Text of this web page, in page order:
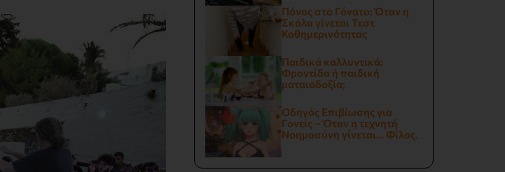
Πόνος στο Γόνατο: Όταν η
Σκάλα γίνεται Τεστ
Καθημερινότητας
Παιδικά καλλυντικά:
Φροντίδα ή παιδική
ματαιοδοξία;
Οδηγός Επιβίωσης για
Γονείς – Όταν η τεχνητή
Νοημοσύνη γίνεται… Φίλος.